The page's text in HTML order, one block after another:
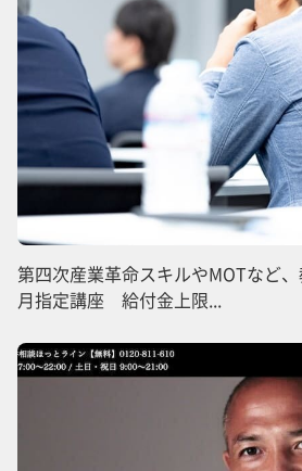
第四次産業革命スキルやMOTなど
月指定講座 給付金上限...